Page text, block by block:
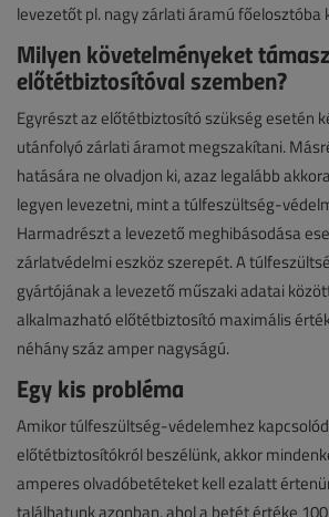
levezetőt pl. nagy zárlati áramú főelosztóba
Milyen követelményeket
előtétbiztosítóval szemben?
Egyrészt az előtétbiztosító szükség esetén
utánfolyó zárlati áramot megszakítani.
hatására ne olvadjon ki, azaz legalább
legyen levezetni, mint a túlfeszültség-
Harmadrészt a levezető meghibásodása
zárlatvédelmi eszköz szerepét. A
gyártójának a levezető műszaki adatai
alkalmazható előtétbiztosító maximális
néhány száz amper nagyságú.
Egy kis probléma
Amikor túlfeszültség-védelemhez
előtétbiztosítókról beszélünk, akkor
amperes olvadóbetéteket kell ezalatt
találhatunk azonban, ahol a betét értéke